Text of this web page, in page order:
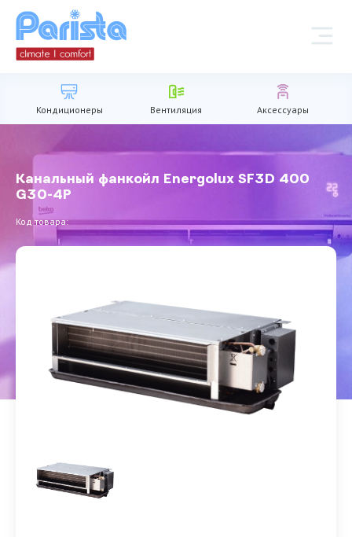
Кондиционеры Вентиляция Аксессуары
Канальный фанкойл Energolux SF3D 400
G30-4P
Код товара: